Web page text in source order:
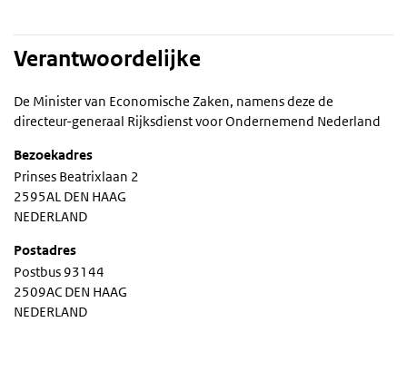
Verantwoordelijke
De Minister van Economische Zaken, namens deze de
directeur-generaal Rijksdienst voor Ondernemend Nederland
Bezoekadres
Prinses Beatrixlaan 2
2595AL DEN HAAG
NEDERLAND
Postadres
Postbus 93144
2509AC DEN HAAG
NEDERLAND